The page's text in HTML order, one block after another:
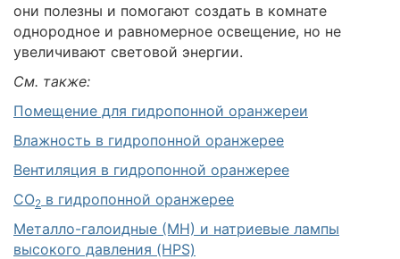
они полезны и помогают создать в комнате
однородное и равномерное освещение, но не
увеличивают световой энергии.
См. также:
Помещение для гидропонной оранжереи
Влажность в гидропонной оранжерее
Вентиляция в гидропонной оранжерее
CO2 в гидропонной оранжерее
Металло-галоидные (МН) и натриевые лампы
высокого давления (HPS)